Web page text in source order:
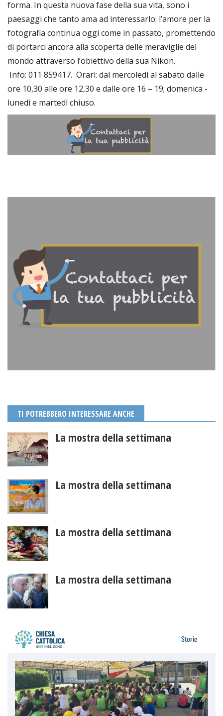
forma. In questa nuova fase della sua vita, sono i
paesaggi che tanto ama ad interessarlo: l’amore per la
fotografia continua oggi come in passato, promettendo
di portarci ancora alla scoperta delle meraviglie del
mondo attraverso l’obiettivo della sua Nikon.
Info: 011 859417. Orari: dal mercoledì al sabato dalle
ore 10,30 alle ore 12,30 e dalle ore 16 – 19; domenica -
lunedì e martedì chiuso.
TI POTREBBERO INTERESSARE ANCHE
La mostra della settimana
La mostra della settimana
La mostra della settimana
La mostra della settimana